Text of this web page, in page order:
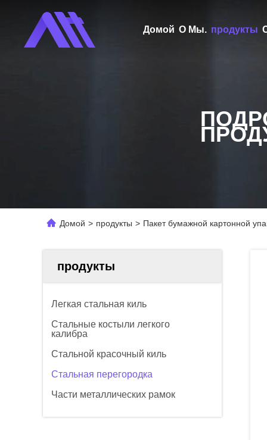
Домой О Мы. продукты
Домой > продукты > Пакет бумажной картонной
продукты
Легкая стальная киль
Стальные костыли легкого
калибра
Стальной красочный киль
Стальная перегородка
Части металлических рамок